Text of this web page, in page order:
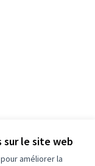
sur le site web
améliorer la